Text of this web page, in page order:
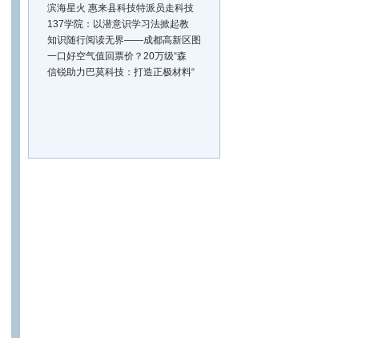
滨海星火 惠来县科技特派员走科技
137学院：以潜意识学习法掀起教
知识随行阅读无界——成都高新区图
一口好空气值回票价？20万级“森
信锐助力巴莫科技：打造正极材料“